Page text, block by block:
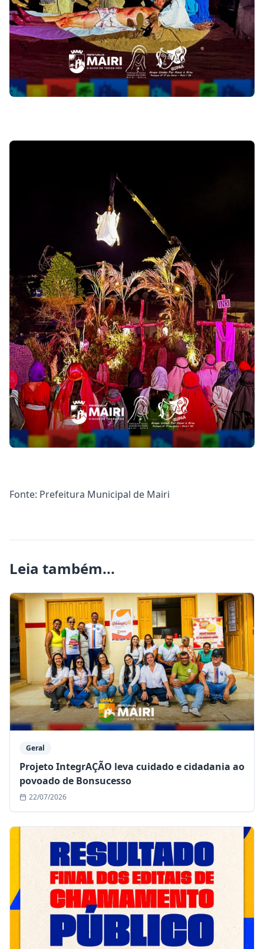
Fonte: Prefeitura Municipal de Mairi
Leia também...
Geral
Projeto IntegrAÇÃO leva cuidado e cidadania ao
povoado de Bonsucesso
22/07/2026